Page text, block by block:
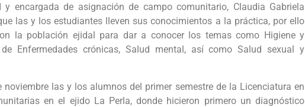
encargada de asignación de campo comunitario, Claudia Gabriela
las y los estudiantes lleven sus conocimientos a la práctica, por ello
la población ejidal para dar a conocer los temas como Higiene y
Enfermedades crónicas, Salud mental, así como Salud sexual y
noviembre las y los alumnos del primer semestre de la Licenciatura en
en el ejido La Perla, donde hicieron primero un diagnóstico